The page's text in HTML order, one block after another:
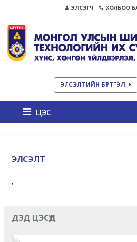
ЭЛСЭГЧ ХОЛБОО
ЭЛСЭЛТИЙН БҮРТГЭЛ
цэс
ЭЛСЭЛТ
,
ДЭД ЦЭСҮҮД